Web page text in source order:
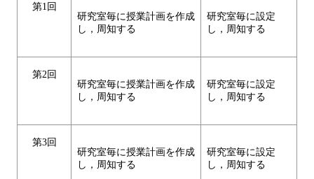
第1回
研究室毎に授業計画を作成
し，周知する
研究室毎に設定
し，周知する
第2回
研究室毎に授業計画を作成
し，周知する
研究室毎に設定
し，周知する
第3回
研究室毎に授業計画を作成
し，周知する
研究室毎に設定
し，周知する